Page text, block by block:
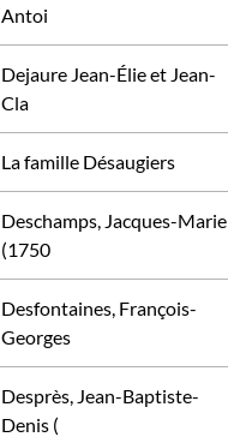
Antoi
Dejaure Jean-Élie et Jean-
Cla
La famille Désaugiers
Deschamps, Jacques-Marie
(1750
Desfontaines, François-
Georges
Desprès, Jean-Baptiste-
Denis (